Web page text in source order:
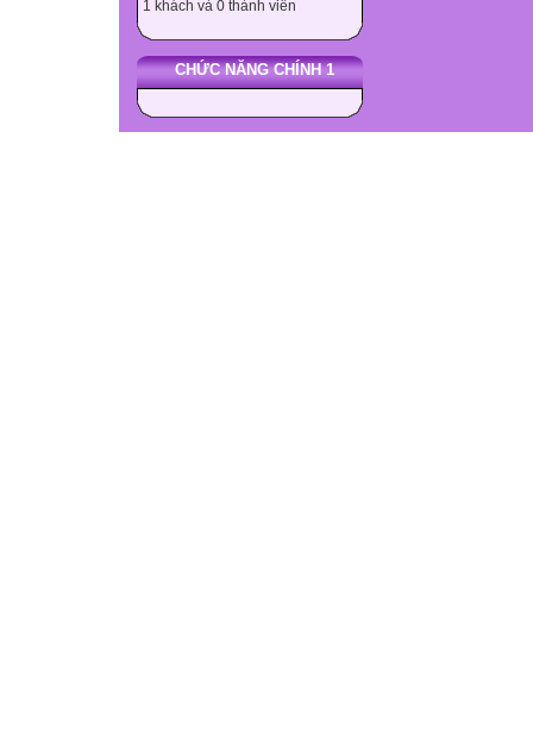
1 khách và 0 thành viên
CHỨC NĂNG CHÍNH 1